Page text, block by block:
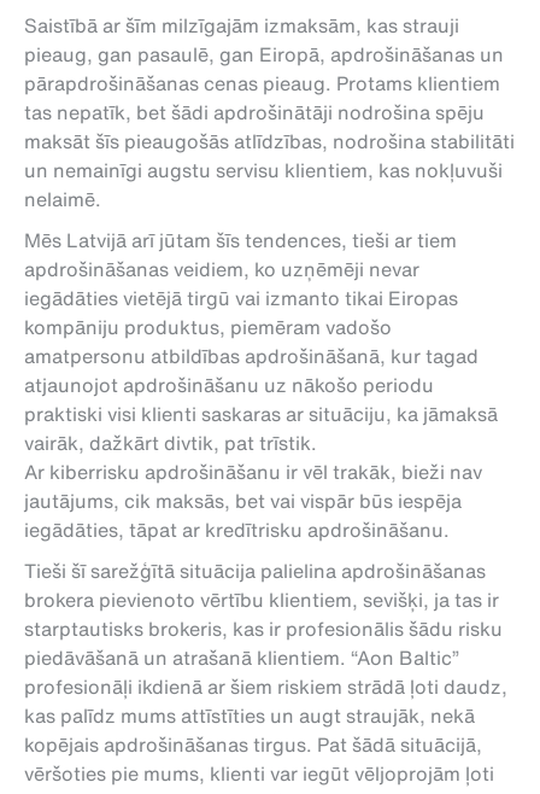
Saistībā ar šīm milzīgajām izmaksām, kas strauji
pieaug, gan pasaulē, gan Eiropā, apdrošināšanas un
pārapdrošināšanas cenas pieaug. Protams klientiem
tas nepatīk, bet šādi apdrošinātāji nodrošina spēju
maksāt šīs pieaugošās atlīdzības, nodrošina stabilitāti
un nemainīgi augstu servisu klientiem, kas nokļuvuši
nelaimē.
Mēs Latvijā arī jūtam šīs tendences, tieši ar tiem
apdrošināšanas veidiem, ko uzņēmēji nevar
iegādāties vietējā tirgū vai izmanto tikai Eiropas
kompāniju produktus, piemēram vadošo
amatpersonu atbildības apdrošināšanā, kur tagad
atjaunojot apdrošināšanu uz nākošo periodu
praktiski visi klienti saskaras ar situāciju, ka jāmaksā
vairāk, dažkārt divtik, pat trīstik.
Ar kiberrisku apdrošināšanu ir vēl trakāk, bieži nav
jautājums, cik maksās, bet vai vispār būs iespēja
iegādāties, tāpat ar kredītrisku apdrošināšanu.
Tieši šī sarežģītā situācija palielina apdrošināšanas
brokera pievienoto vērtību klientiem, sevišķi, ja tas ir
starptautisks brokeris, kas ir profesionālis šādu risku
piedāvāšanā un atrašanā klientiem. “Aon Baltic”
profesionāļi ikdienā ar šiem riskiem strādā ļoti daudz,
kas palīdz mums attīstīties un augt straujāk, nekā
kopējais apdrošināšanas tirgus. Pat šādā situācijā,
vēršoties pie mums, klienti var iegūt vēljoprojām ļoti